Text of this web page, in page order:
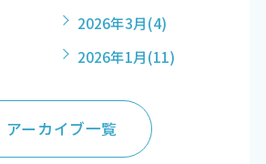
2026年3月(4)
2026年1月(11)
アーカイブ一覧